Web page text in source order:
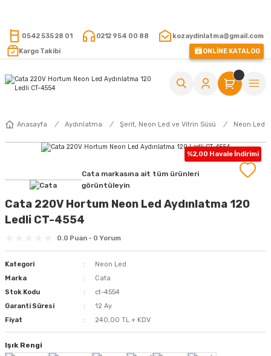
0542 535 28 01 0212 954 00 88
kozaydinlatma@gmail.com
Kargo Takibi
ONLİNE KATALOG
Anasayfa Aydınlatma Şerit, Neon Led ve Vitrin Süsü Neon Led
%2,00 Havale İndirimi
Cata markasına ait tüm ürünleri
görüntüleyin
Cata 220V Hortum Neon Led Aydınlatma 120
Ledli CT-4554
0.0 Puan - 0 Yorum
Kategori
Neon Led
Marka
Cata
Stok Kodu
ct-4554
Garanti Süresi
12 Ay
Fiyat
240,00 TL + KDV
Işık Rengi